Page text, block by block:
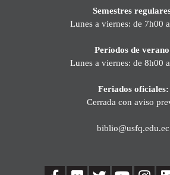
Semestres
Lunes a viernes: de 7h00
Períodos de
Lunes a viernes: de 8h00
Feriados oficiales:
Cerrada con aviso
biblio@usfq.edu.ec